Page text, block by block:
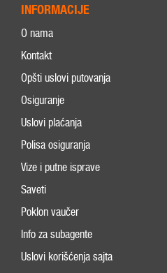
INFORMACIJE
O nama
Kontakt
Opšti uslovi putovanja
Osiguranje
Uslovi plaćanja
Polisa osiguranja
Vize i putne isprave
Saveti
Poklon vaučer
Info za subagente
Uslovi korišćenja sajta